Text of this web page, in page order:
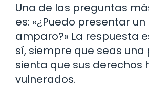
Una de las preguntas
es: «¿Puedo presentar
amparo?» La respuesta
sí, siempre que seas
sienta que sus derechos
vulnerados.